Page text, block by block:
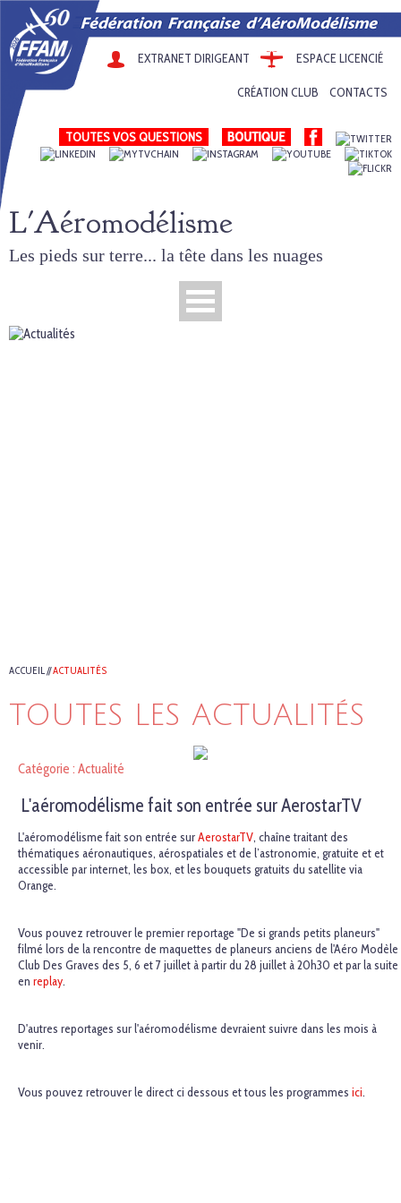
EXTRANET DIRIGEANT ESPACE LICENCIÉ
CRÉATION CLUB CONTACTS
TOUTES VOS QUESTIONS
L'Aéromodélisme
Les pieds sur terre... la tête dans les nuages
ACCUEIL//ACTUALITÉS
TOUTES LES ACTUALITÉS
Catégorie : Actualité
L'aéromodélisme fait son entrée sur AerostarTV
L'aéromodélisme fait son entrée surAerostarTV, chaîne traitant des
thématiques aéronautiques, aérospatiales et de l’astronomie, gratuite et et
accessible par internet, les box, et les bouquets gratuits du satellite via
Orange.
Vous pouvez retrouver le premier reportage "De si grands petits planeurs"
filmé lors de la rencontre de maquettes de planeurs anciens de l'Aéro Modèle
Club Des Graves des 5, 6 et 7 juillet à partir du 28 juillet à 20h30 et par la suite
en replay
D'autres reportages sur l'aéromodélisme devraient suivre dans les mois à
venir.
Vous pouvez retrouver le direct ci dessous et tous les programmes ici